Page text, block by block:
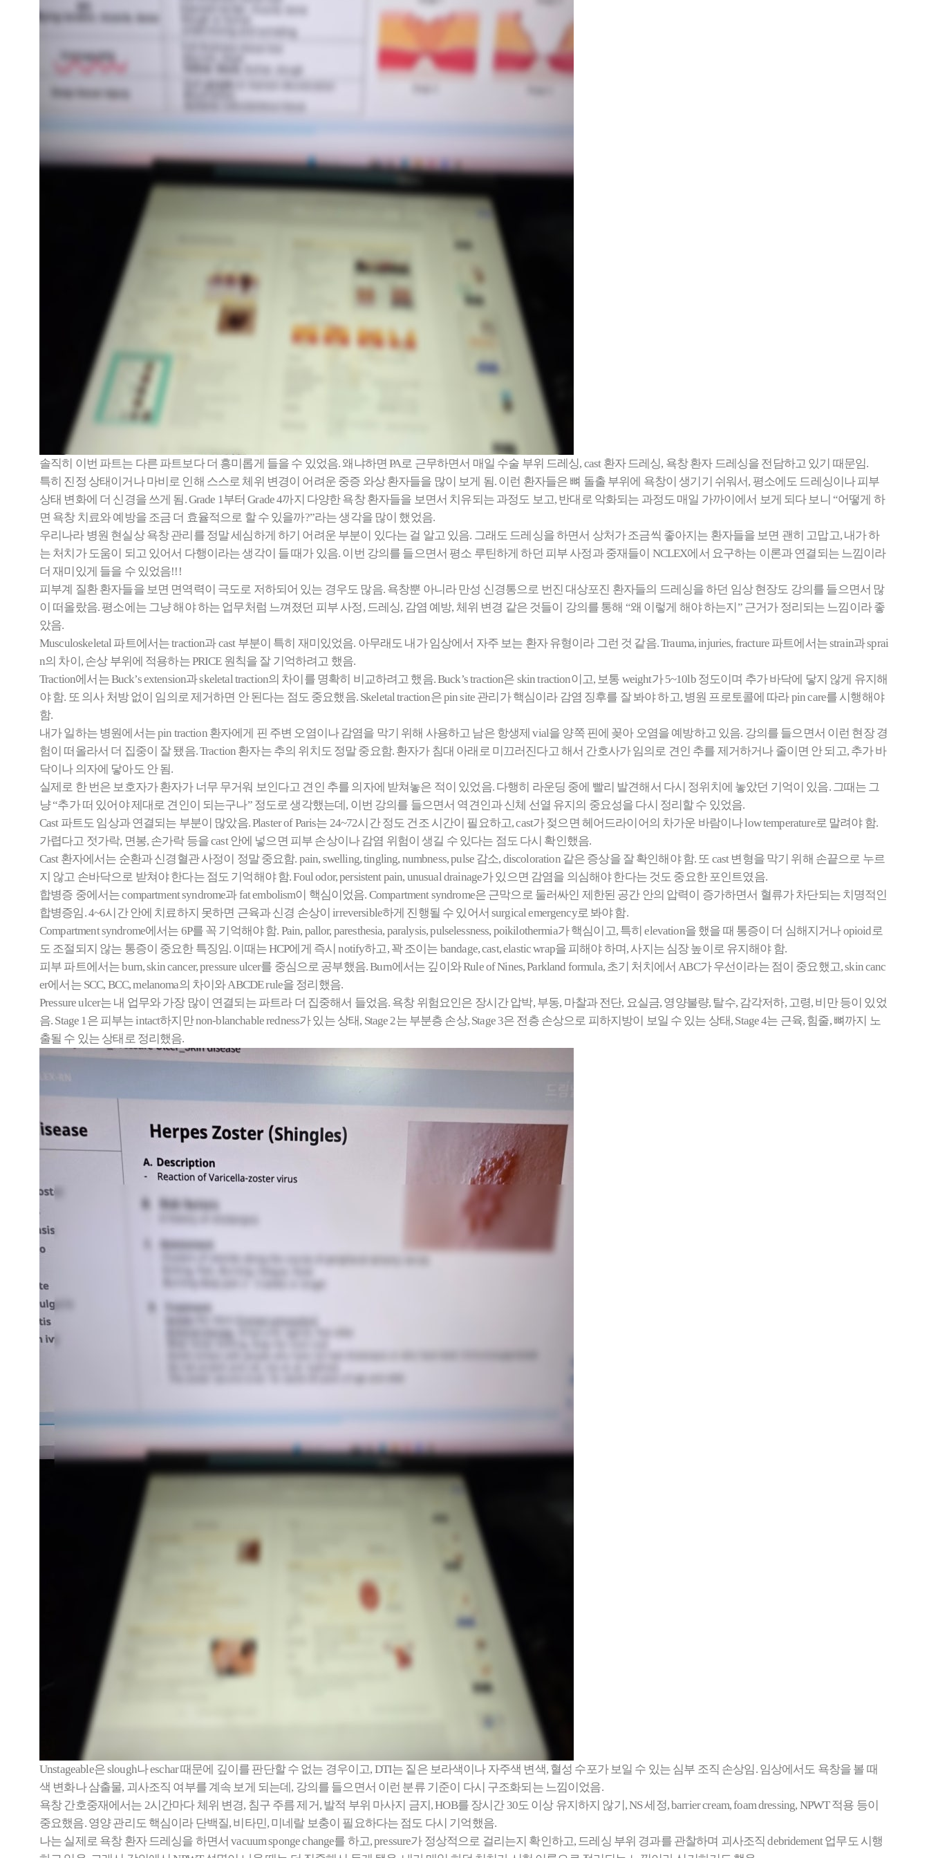
솔직히 이번 파트는 다른 파트보다 더 흥미롭게 들을 수 있었음. 왜냐하면 PA로 근무하면서 매일 수술 부위 드레싱, cast 환자 드레싱, 욕창 환자 드레싱을 전담하고 있기 때문임.
특히 진정 상태이거나 마비로 인해 스스로 체위 변경이 어려운 중증 와상 환자들을 많이 보게 됨. 이런 환자들은 뼈 돌출 부위에 욕창이 생기기 쉬워서, 평소에도 드레싱이나 피부
상태 변화에 더 신경을 쓰게 됨. Grade 1부터 Grade 4까지 다양한 욕창 환자들을 보면서 치유되는 과정도 보고, 반대로 악화되는 과정도 매일 가까이에서 보게 되다 보니 “어떻게 하
면 욕창 치료와 예방을 조금 더 효율적으로 할 수 있을까?”라는 생각을 많이 했었음.
우리나라 병원 현실상 욕창 관리를 정말 세심하게 하기 어려운 부분이 있다는 걸 알고 있음. 그래도 드레싱을 하면서 상처가 조금씩 좋아지는 환자들을 보면 괜히 고맙고, 내가 하
는 처치가 도움이 되고 있어서 다행이라는 생각이 들 때가 있음. 이번 강의를 들으면서 평소 루틴하게 하던 피부 사정과 중재들이 NCLEX에서 요구하는 이론과 연결되는 느낌이라
더 재미있게 들을 수 있었음!!!
피부계 질환 환자들을 보면 면역력이 극도로 저하되어 있는 경우도 많음. 욕창뿐 아니라 만성 신경통으로 번진 대상포진 환자들의 드레싱을 하던 임상 현장도 강의를 들으면서 많
이 떠올랐음. 평소에는 그냥 해야 하는 업무처럼 느껴졌던 피부 사정, 드레싱, 감염 예방, 체위 변경 같은 것들이 강의를 통해 “왜 이렇게 해야 하는지” 근거가 정리되는 느낌이라 좋
았음.
Musculoskeletal 파트에서는 traction과 cast 부분이 특히 재미있었음. 아무래도 내가 임상에서 자주 보는 환자 유형이라 그런 것 같음. Trauma, injuries, fracture 파트에서는 strain과 sprai
n의 차이, 손상 부위에 적용하는 PRICE 원칙을 잘 기억하려고 했음.
Traction에서는 Buck’s extension과 skeletal traction의 차이를 명확히 비교하려고 했음. Buck’s traction은 skin traction이고, 보통 weight가 5~10lb 정도이며 추가 바닥에 닿지 않게 유지해
야 함. 또 의사 처방 없이 임의로 제거하면 안 된다는 점도 중요했음. Skeletal traction은 pin site 관리가 핵심이라 감염 징후를 잘 봐야 하고, 병원 프로토콜에 따라 pin care를 시행해야
함.
내가 일하는 병원에서는 pin traction 환자에게 핀 주변 오염이나 감염을 막기 위해 사용하고 남은 항생제 vial을 양쪽 핀에 꽂아 오염을 예방하고 있음. 강의를 들으면서 이런 현장 경
험이 떠올라서 더 집중이 잘 됐음. Traction 환자는 추의 위치도 정말 중요함. 환자가 침대 아래로 미끄러진다고 해서 간호사가 임의로 견인 추를 제거하거나 줄이면 안 되고, 추가 바
닥이나 의자에 닿아도 안 됨.
실제로 한 번은 보호자가 환자가 너무 무거워 보인다고 견인 추를 의자에 받쳐놓은 적이 있었음. 다행히 라운딩 중에 빨리 발견해서 다시 정위치에 놓았던 기억이 있음. 그때는 그
냥 “추가 떠 있어야 제대로 견인이 되는구나” 정도로 생각했는데, 이번 강의를 들으면서 역견인과 신체 선열 유지의 중요성을 다시 정리할 수 있었음.
Cast 파트도 임상과 연결되는 부분이 많았음. Plaster of Paris는 24~72시간 정도 건조 시간이 필요하고, cast가 젖으면 헤어드라이어의 차가운 바람이나 low temperature로 말려야 함.
가렵다고 젓가락, 면봉, 손가락 등을 cast 안에 넣으면 피부 손상이나 감염 위험이 생길 수 있다는 점도 다시 확인했음.
Cast 환자에서는 순환과 신경혈관 사정이 정말 중요함. pain, swelling, tingling, numbness, pulse 감소, discoloration 같은 증상을 잘 확인해야 함. 또 cast 변형을 막기 위해 손끝으로 누르
지 않고 손바닥으로 받쳐야 한다는 점도 기억해야 함. Foul odor, persistent pain, unusual drainage가 있으면 감염을 의심해야 한다는 것도 중요한 포인트였음.
합병증 중에서는 compartment syndrome과 fat embolism이 핵심이었음. Compartment syndrome은 근막으로 둘러싸인 제한된 공간 안의 압력이 증가하면서 혈류가 차단되는 치명적인
합병증임. 4~6시간 안에 치료하지 못하면 근육과 신경 손상이 irreversible하게 진행될 수 있어서 surgical emergency로 봐야 함.
Compartment syndrome에서는 6P를 꼭 기억해야 함. Pain, pallor, paresthesia, paralysis, pulselessness, poikilothermia가 핵심이고, 특히 elevation을 했을 때 통증이 더 심해지거나 opioid로
도 조절되지 않는 통증이 중요한 특징임. 이때는 HCP에게 즉시 notify하고, 꽉 조이는 bandage, cast, elastic wrap을 피해야 하며, 사지는 심장 높이로 유지해야 함.
피부 파트에서는 burn, skin cancer, pressure ulcer를 중심으로 공부했음. Burn에서는 깊이와 Rule of Nines, Parkland formula, 초기 처치에서 ABC가 우선이라는 점이 중요했고, skin canc
er에서는 SCC, BCC, melanoma의 차이와 ABCDE rule을 정리했음.
Pressure ulcer는 내 업무와 가장 많이 연결되는 파트라 더 집중해서 들었음. 욕창 위험요인은 장시간 압박, 부동, 마찰과 전단, 요실금, 영양불량, 탈수, 감각저하, 고령, 비만 등이 있었
음. Stage 1은 피부는 intact하지만 non-blanchable redness가 있는 상태, Stage 2는 부분층 손상, Stage 3은 전층 손상으로 피하지방이 보일 수 있는 상태, Stage 4는 근육, 힘줄, 뼈까지 노
출될 수 있는 상태로 정리했음.
Unstageable은 slough나 eschar 때문에 깊이를 판단할 수 없는 경우이고, DTI는 짙은 보라색이나 자주색 변색, 혈성 수포가 보일 수 있는 심부 조직 손상임. 임상에서도 욕창을 볼 때
색 변화나 삼출물, 괴사조직 여부를 계속 보게 되는데, 강의를 들으면서 이런 분류 기준이 다시 구조화되는 느낌이었음.
욕창 간호중재에서는 2시간마다 체위 변경, 침구 주름 제거, 발적 부위 마사지 금지, HOB를 장시간 30도 이상 유지하지 않기, NS 세정, barrier cream, foam dressing, NPWT 적용 등이
중요했음. 영양 관리도 핵심이라 단백질, 비타민, 미네랄 보충이 필요하다는 점도 다시 기억했음.
나는 실제로 욕창 환자 드레싱을 하면서 vacuum sponge change를 하고, pressure가 정상적으로 걸리는지 확인하고, 드레싱 부위 경과를 관찰하며 괴사조직 debridement 업무도 시행